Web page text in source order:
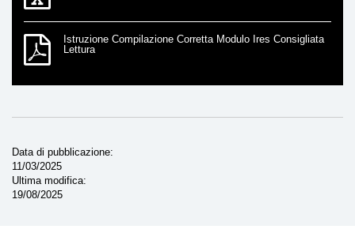
Istruzione Compilazione Corretta Modulo Ires Consigliata
Lettura
Data di pubblicazione
11/03/2025
Ultima modifica
19/08/2025